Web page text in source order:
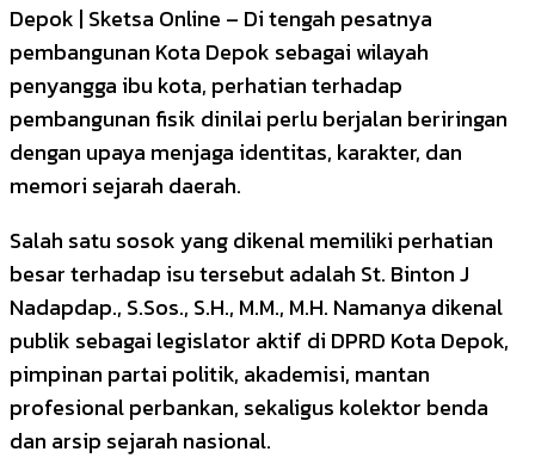
Depok | Sketsa Online – Di tengah pesatnya
pembangunan Kota Depok sebagai wilayah
penyangga ibu kota, perhatian terhadap
pembangunan fisik dinilai perlu berjalan beriringan
dengan upaya menjaga identitas, karakter, dan
memori sejarah daerah.
Salah satu sosok yang dikenal memiliki perhatian
besar terhadap isu tersebut adalah St. Binton J
Nadapdap., S.Sos., S.H., M.M., M.H. Namanya dikenal
publik sebagai legislator aktif di DPRD Kota Depok,
pimpinan partai politik, akademisi, mantan
profesional perbankan, sekaligus kolektor benda
dan arsip sejarah nasional.